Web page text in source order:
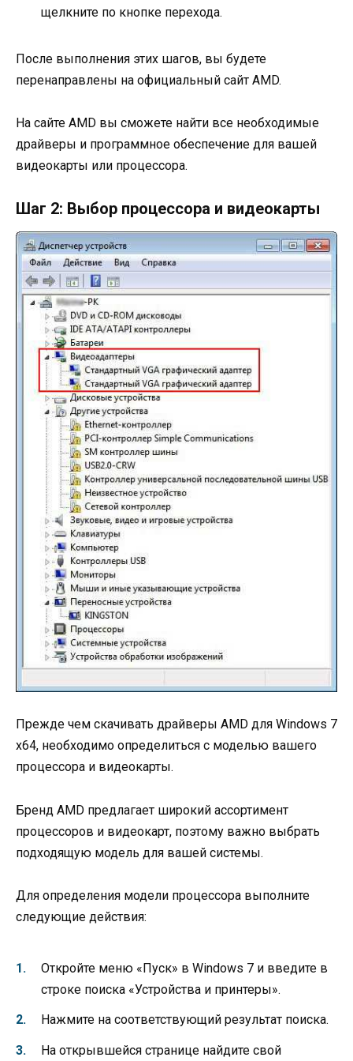
щелкните по кнопке перехода.
После выполнения этих шагов, вы будете
перенаправлены на официальный сайт AMD.
На сайте AMD вы сможете найти все необходимые
драйверы и программное обеспечение для вашей
видеокарты или процессора.
Шаг 2: Выбор процессора и видеокарты
Прежде чем скачивать драйверы AMD для Windows 7
x64, необходимо определиться с моделью вашего
процессора и видеокарты.
Бренд AMD предлагает широкий ассортимент
процессоров и видеокарт, поэтому важно выбрать
подходящую модель для вашей системы.
Для определения модели процессора выполните
следующие действия:
Откройте меню «Пуск» в Windows 7 и введите в
строке поиска «Устройства и принтеры».
Нажмите на соответствующий результат поиска.
На открывшейся странице найдите свой